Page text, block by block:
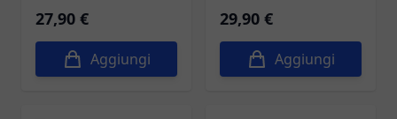
27,90 €
Aggiungi
29,90 €
Aggiungi